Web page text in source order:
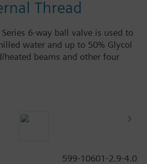
Thread
6-way ball valve is used to
water and up to 50% Glycol
beams and other four
and Source B = 4.0 Cv, linear flow
operation of the valve in the
599-10601-2.9-4.0